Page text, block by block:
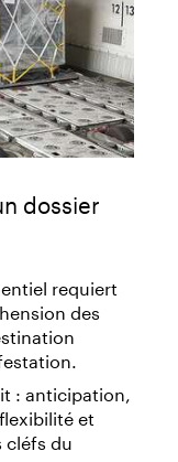
dossier
requiert
des
: anticipation,
et
cléfs du